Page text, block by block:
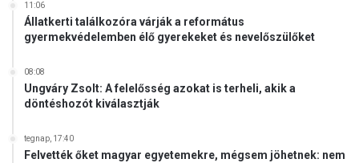
11:06
Állatkerti találkozóra várják a református
gyermekvédelemben élő gyerekeket és nevelőszülőket
08:08
Ungváry Zsolt: A felelősség azokat is terheli, akik a
döntéshozót kiválasztják
tegnap, 17:40
Felvették őket magyar egyetemekre, mégsem jöhetnek: nem